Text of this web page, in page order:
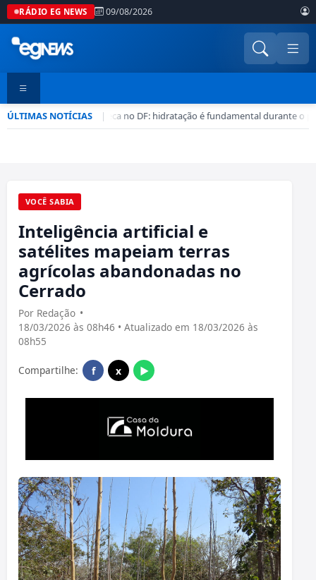
RÁDIO EG NEWS 09/08/2026
ÚLTIMAS NOTÍCIAS |Seca no DF: hidratação é fundamental durante o•
VOCÊ SABIA
Inteligência artificial e
satélites mapeiam terras
agrícolas abandonadas no
Cerrado
Por Redação •
18/03/2026 às 08h46 • Atualizado em 18/03/2026 às
08h55
Compartilhe: f x ▶